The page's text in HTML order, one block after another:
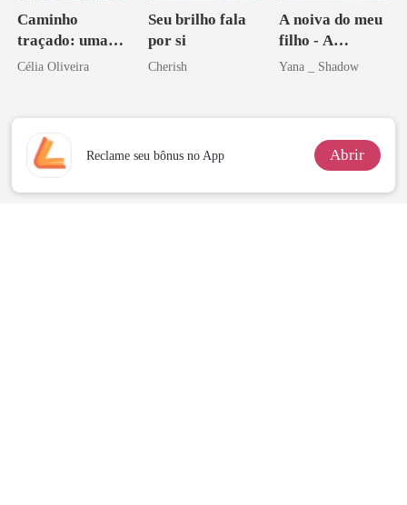
Caminho
traçado: uma
babá na fazenda
Célia Oliveira
Seu brilho fala
por si
Cherish
A noiva do meu
filho - A
Redenção do
Yana _ Shadow
Reclame seu bônus no App Abrir